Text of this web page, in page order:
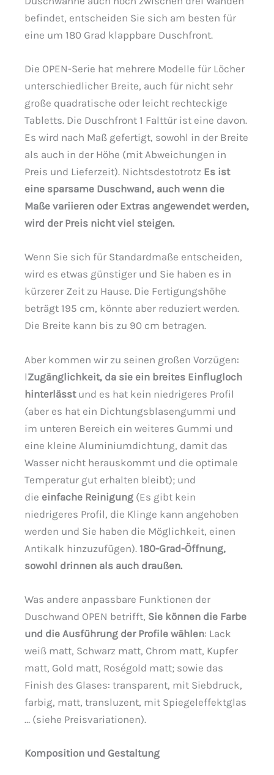
befindet, entscheiden Sie sich am besten für
eine um 180 Grad klappbare Duschfront.
Die OPEN-Serie hat mehrere Modelle für Löcher
unterschiedlicher Breite, auch für nicht sehr
große quadratische oder leicht rechteckige
Tabletts. Die Duschfront 1 Falttür ist eine davon.
Es wird nach Maß gefertigt, sowohl in der Breite
als auch in der Höhe (mit Abweichungen in
Preis und Lieferzeit). Nichtsdestotrotz Es ist
eine sparsame Duschwand, auch wenn die
Maße variieren oder Extras angewendet werden,
wird der Preis nicht viel steigen.
Wenn Sie sich für Standardmaße entscheiden,
wird es etwas günstiger und Sie haben es in
kürzerer Zeit zu Hause. Die Fertigungshöhe
beträgt 195 cm, könnte aber reduziert werden.
Die Breite kann bis zu 90 cm betragen.
Aber kommen wir zu seinen großen Vorzügen:
lZugänglichkeit, da sie ein breites Einflugloch
hinterlässtund es hat kein niedrigeres Profil
(aber es hat ein Dichtungsblasengummi und
im unteren Bereich ein weiteres Gummi und
eine kleine Aluminiumdichtung, damit das
Wasser nicht herauskommt und die optimale
Temperatur gut erhalten bleibt); und
die einfache Reinigung (Es gibt kein
niedrigeres Profil, die Klinge kann angehoben
werden und Sie haben die Möglichkeit, einen
Antikalk hinzuzufügen). 180-Grad-Öffnung,
sowohl drinnen als auch draußen.
Was andere anpassbare Funktionen der
Duschwand OPEN betrifft, Sie können die Farbe
und die Ausführung der Profile wählen: Lack
weiß matt, Schwarz matt, Chrom matt, Kupfer
matt, Gold matt, Roségold matt; sowie das
Finish des Glases: transparent, mit Siebdruck,
farbig, matt, transluzent, mit Spiegeleffektglas
… (siehe Preisvariationen).
Komposition und Gestaltung